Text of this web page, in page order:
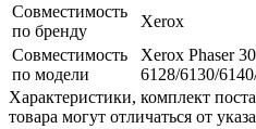
Совместимость
по бренду
Xerox
Совместимость
по модели
Xerox Phaser
6128/­6130/­
Xарактеристики, комплект
товара могут отличаться от